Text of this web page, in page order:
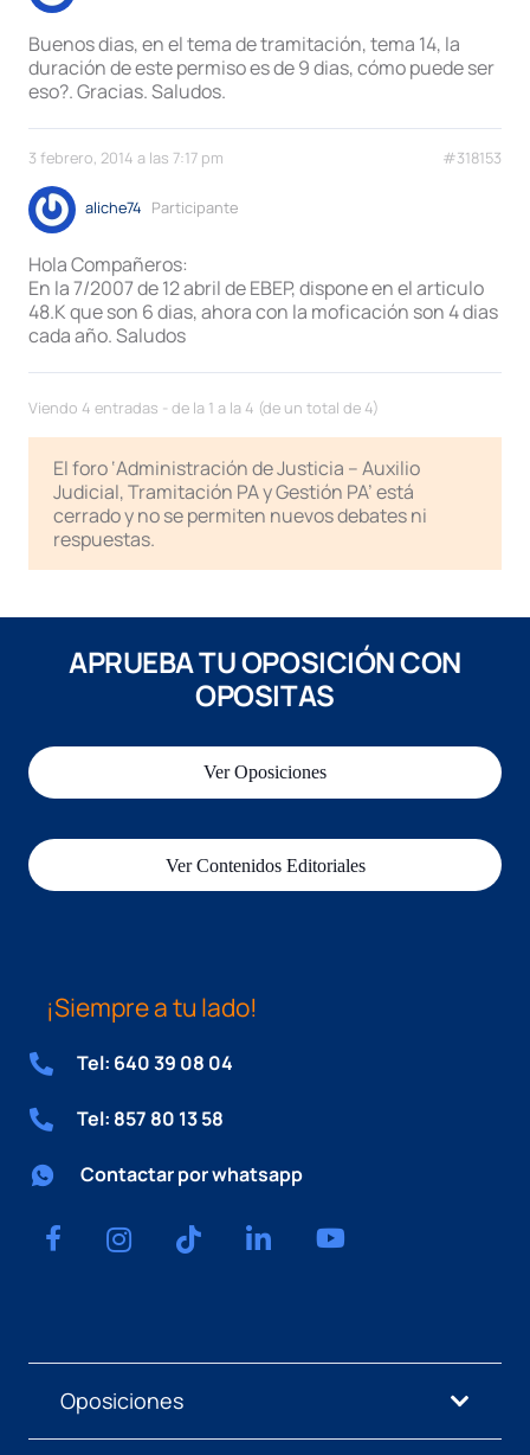
Buenos dias, en el tema de tramitación, tema 14, la
duración de este permiso es de 9 dias, cómo puede ser
eso?. Gracias. Saludos.
3 febrero, 2014 a las 7:17 pm #318153
aliche74 Participante
Hola Compañeros:
En la 7/2007 de 12 abril de EBEP, dispone en el articulo
48.K que son 6 dias, ahora con la moficación son 4 dias
cada año. Saludos
Viendo 4 entradas - de la 1 a la 4 (de un total de 4)
El foro ‘Administración de Justicia – Auxilio
Judicial, Tramitación PA y Gestión PA’ está
cerrado y no se permiten nuevos debates ni
respuestas.
APRUEBA TU OPOSICIÓN CON
OPOSITAS
Ver Oposiciones
Ver Contenidos Editoriales
¡Siempre a tu lado!
Tel: 640 39 08 04
Tel: 857 80 13 58
Contactar por whatsapp
Oposiciones